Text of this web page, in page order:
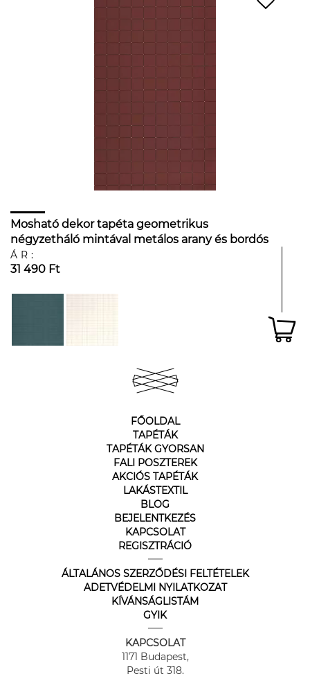
Mosható dekor tapéta geometrikus
négyzetháló mintával metálos arany és bordós
barna színben
ÁR:
31 490 Ft
FŐOLDAL
TAPÉTÁK
TAPÉTÁK GYORSAN
FALI POSZTEREK
AKCIÓS TAPÉTÁK
LAKÁSTEXTIL
BLOG
BEJELENTKEZÉS
KAPCSOLAT
REGISZTRÁCIÓ
ÁLTALÁNOS SZERZŐDÉSI FELTÉTELEK
ADETVÉDELMI NYILATKOZAT
KÍVÁNSÁGLISTÁM
GYIK
KAPCSOLAT
1171 Budapest,
Pesti út 318.